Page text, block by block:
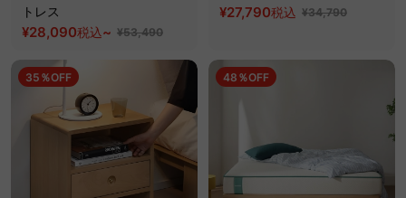
トレス
¥28,090税込~ ¥53,490
¥27,790税込 ¥34,790
35％OFF 48％OFF